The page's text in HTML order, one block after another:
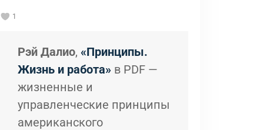
1
Рэй Далио, «Принципы.
Жизнь и работа» в PDF —
жизненные и
управленческие принципы
американского